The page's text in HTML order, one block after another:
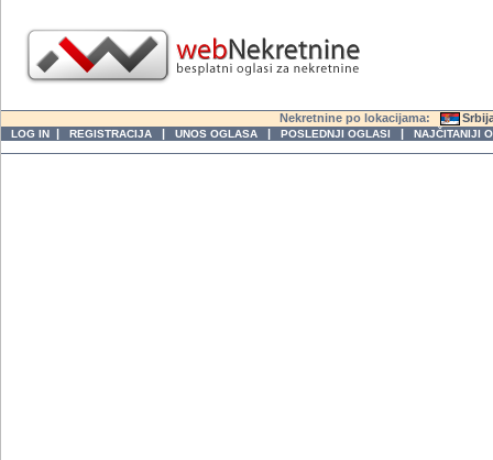
Nekretnine po lokacijama:
LOG IN | REGISTRACIJA | UNOS OGLASA | POSLEDNJI OGLASI | NAJČITANIJI